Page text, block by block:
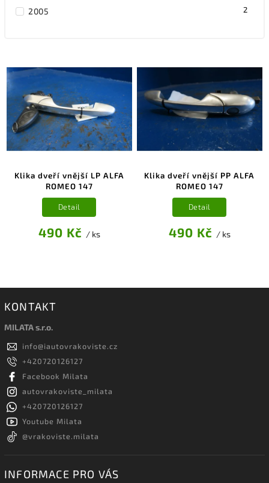
2005 2
Klika dveří vnější LP ALFA
ROMEO 147
490 Kč / ks
Detail
Klika dveří vnější PP ALFA
ROMEO 147
490 Kč / ks
Detail
KONTAKT
MILATA s.r.o.
info@iautovrakoviste.cz
+420720126127
Facebook Milata
autovrakoviste_milata
+420720126127
Youtube Milata
@vrakoviste.milata
INFORMACE PRO VÁS